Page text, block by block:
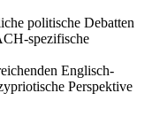
politische Debatten
spezifische
Englisch-
Perspektive